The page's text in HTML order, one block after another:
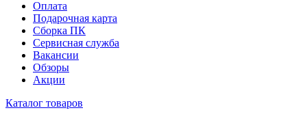
Оплата
Подарочная карта
Сборка ПК
Сервисная служба
Вакансии
Обзоры
Акции
Каталог товаров